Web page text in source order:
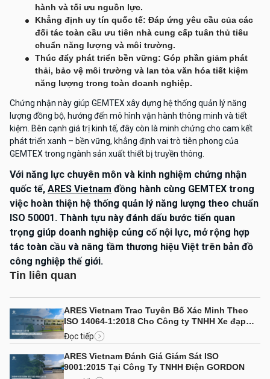
hành và tối ưu nguồn lực.
Khẳng định uy tín quốc tế: Đáp ứng yêu cầu của các
đối tác toàn cầu ưu tiên nhà cung cấp tuân thủ tiêu
chuẩn năng lượng và môi trường.
Thúc đẩy phát triển bền vững: Góp phần giảm phát
thải, bảo vệ môi trường và lan tỏa văn hóa tiết kiệm
năng lượng trong toàn doanh nghiệp.
Chứng nhận này giúp GEMTEX xây dựng hệ thống quản lý năng
lượng đồng bộ, hướng đến mô hình vận hành thông minh và tiết
kiệm. Bên cạnh giá trị kinh tế, đây còn là minh chứng cho cam kết
phát triển xanh – bền vững, khẳng định vai trò tiên phong của
GEMTEX trong ngành sản xuất thiết bị truyền thông.
Với năng lực chuyên môn và kinh nghiệm chứng nhận
quốc tế, ARES Vietnam đồng hành cùng GEMTEX trong
việc hoàn thiện hệ thống quản lý năng lượng theo chuẩn
ISO 50001. Thành tựu này đánh dấu bước tiến quan
trọng giúp doanh nghiệp củng cố nội lực, mở rộng hợp
tác toàn cầu và nâng tầm thương hiệu Việt trên bản đồ
công nghiệp thế giới.
Tin liên quan
ARES Vietnam Trao Tuyên Bố Xác Minh Theo
ISO 14064-1:2018 Cho Công ty TNHH Xe đạp
Bình Minh (Việt Nam)
Đọc tiếp
ARES Vietnam Đánh Giá Giám Sát ISO
9001:2015 Tại Công Ty TNHH Điện GORDON